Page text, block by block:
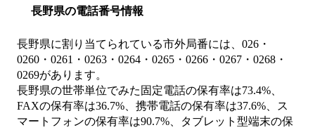
長野県の電話番号情報
長野県に割り当てられている市外局番には、026・
0260・0261・0263・0264・0265・0266・0267・0268・
0269があります。
長野県の世帯単位でみた固定電話の保有率は73.4%、
FAXの保有率は36.7%、携帯電話の保有率は37.6%、ス
マートフォンの保有率は90.7%、タブレット型端末の保